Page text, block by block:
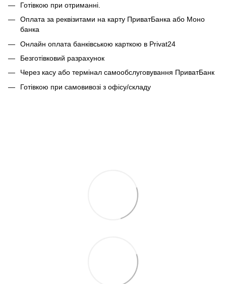
Готівкою при отриманні.
Оплата за реквізитами на карту ПриватБанка або Моно
банка
Онлайн оплата банківською карткою в Privat24
Безготівковий разрахунок
Через касу або термінал самообслуговування ПриватБанк
Готівкою при самовивозі з офісу/складу